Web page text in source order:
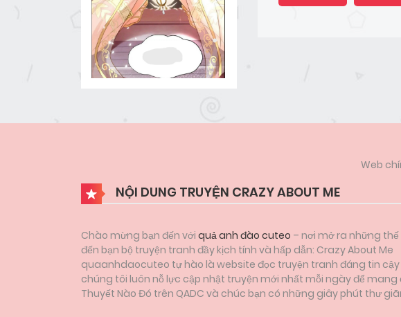
Web
NỘI DUNG TRUYỆN CRAZY ABOUT ME
Chào mừng bạn đến với quả anh đào cuteo – nơi mở ra những
đến bạn bộ truyện tranh đầy kịch tính và hấp dẫn: Crazy About Me
quaanhdaocuteo tự hào là website đọc truyện tranh đáng tin cậy
chúng tôi luôn nỗ lực cập nhật truyện mới nhất mỗi ngày để mang
Thuyết Nào Đó trên QADC và chúc bạn có những giây phút thư